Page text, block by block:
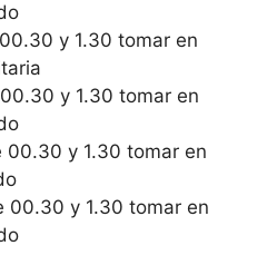
y 1.30 tomar en
y 1.30 tomar en
00.30 y 1.30 tomar en
00.30 y 1.30 tomar en